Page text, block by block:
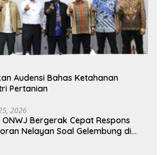
Audensi Bahas Ketahanan
Pertanian
2026
ONWJ Bergerak Cepat Respons
Nelayan Soal Gelembung di